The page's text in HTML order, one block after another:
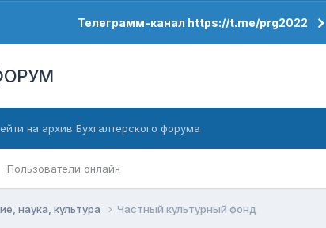
Телеграмм-канал https://t.me/prg2022
Пользователи онлайн
на архив Бухгалтерского форума
наука, культура Частный культурный фонд